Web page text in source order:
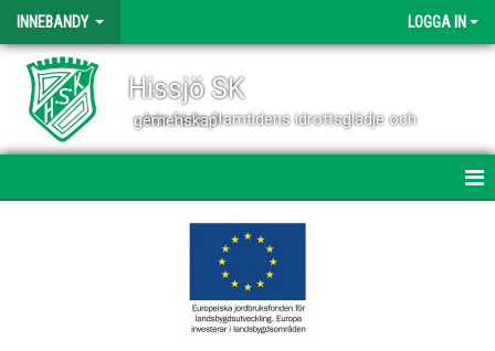
INNEBANDY LOGGA IN
Hissjö SK
- här föds framtidens idrottsglädje och gemenskap!